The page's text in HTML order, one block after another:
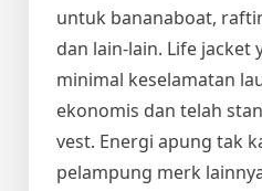
untuk bananaboat,
dan lain-lain. Life jacket
minimal keselamatan
ekonomis dan telah
vest. Energi apung tak
pelampung merk